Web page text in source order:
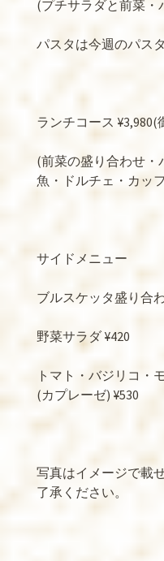
(プチサラダと前菜・
パスタは今週のパス
ランチコース ¥3,980(
(前菜の盛り合わせ・
魚・ドルチェ・カッ
サイドメニュー
ブルスケッタ盛り合
野菜サラダ¥420
トマト・バジリコ・
(カプレーゼ) ¥530
写真はイメージで載
了承ください。